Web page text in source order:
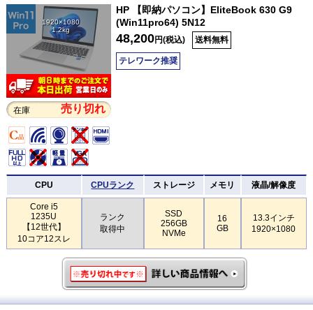
1920×1080
1.2kg
在庫 売り切れ
HP 【即納パソコン】EliteBook 630 G9
(Win11pro64) 5N12
48,200円(税込) 送料無料
テレワーク推奨
CPU CPUランク ストレージ メモリ 液晶/解像度
Core i5
1235U
【12世代】
10コア12スレ
ランク
取得中
SSD
256GB
NVMe
16
GB
13.3インチ
1920×1080